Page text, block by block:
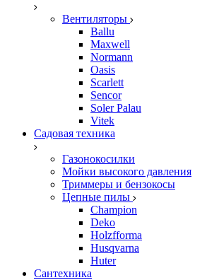
Вентиляторы
Ballu
Maxwell
Normann
Oasis
Scarlett
Sencor
Soler Palau
Vitek
Садовая техника
Газонокосилки
Мойки высокого давления
Триммеры и бензокосы
Цепные пилы
Champion
Deko
Holzfforma
Husqvarna
Huter
Сантехника